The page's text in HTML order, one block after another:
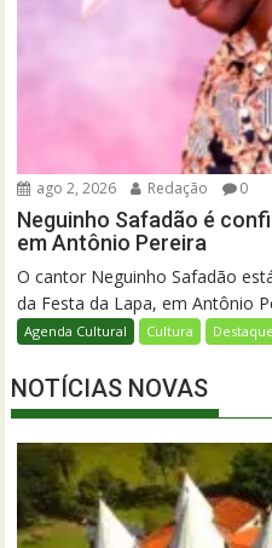
ago 2, 2026 Redação 0
Neguinho Safadão é
em Antônio Pereira
O cantor Neguinho Safadão
da Festa da Lapa, em Antônio
Agenda Cultural Cultura Destaque
NOTÍCIAS NOVAS